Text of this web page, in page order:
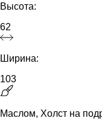
Высота:
62
Ширина:
103
Маслом, Холст на